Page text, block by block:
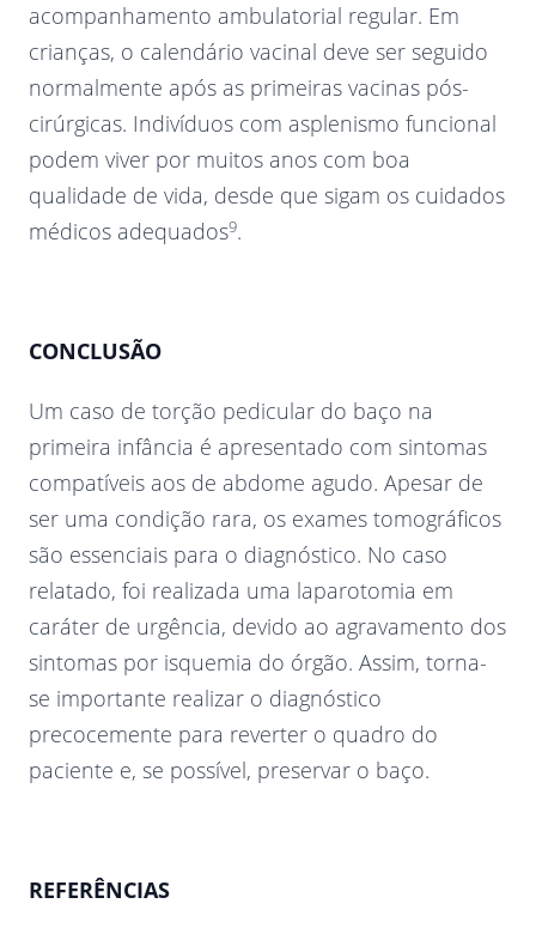
acompanhamento ambulatorial regular. Em
crianças, o calendário vacinal deve ser seguido
normalmente após as primeiras vacinas pós-
cirúrgicas. Indivíduos com asplenismo funcional
podem viver por muitos anos com boa
qualidade de vida, desde que sigam os cuidados
médicos adequados9.
CONCLUSÃO
Um caso de torção pedicular do baço na
primeira infância é apresentado com sintomas
compatíveis aos de abdome agudo. Apesar de
ser uma condição rara, os exames tomográficos
são essenciais para o diagnóstico. No caso
relatado, foi realizada uma laparotomia em
caráter de urgência, devido ao agravamento dos
sintomas por isquemia do órgão. Assim, torna-
se importante realizar o diagnóstico
precocemente para reverter o quadro do
paciente e, se possível, preservar o baço.
REFERÊNCIAS